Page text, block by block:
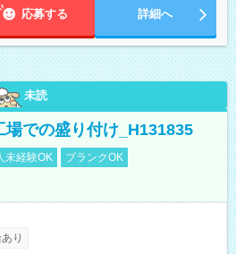
応募する 詳細へ
未読
場での盛り付け_H131835
未経験OK
ブランクOK
り